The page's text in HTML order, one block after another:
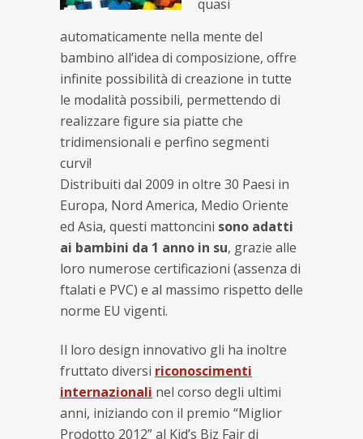
quasi
automaticamente nella mente del
bambino all’idea di composizione, offre
infinite possibilità di creazione in tutte
le modalità possibili, permettendo di
realizzare figure sia piatte che
tridimensionali e perfino segmenti
curvi!
Distribuiti dal 2009 in oltre 30 Paesi in
Europa, Nord America, Medio Oriente
ed Asia, questi mattoncini sono adatti
ai bambini da 1 anno in su, grazie alle
loro numerose certificazioni (assenza di
ftalati e PVC) e al massimo rispetto delle
norme EU vigenti.
Il loro design innovativo gli ha inoltre
fruttato diversi riconoscimenti
internazionali nel corso degli ultimi
anni, iniziando con il premio “Miglior
Prodotto 2012” al Kid’s Biz Fair di